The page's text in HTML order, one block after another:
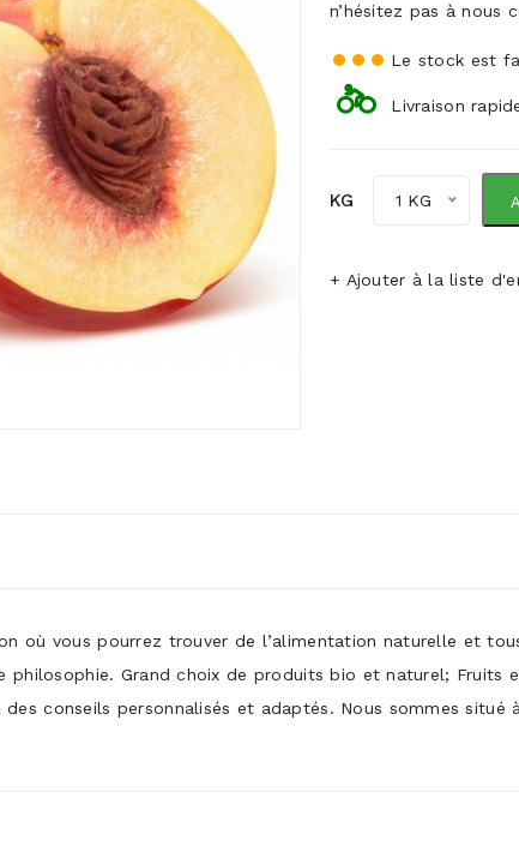
n’hésitez pas à nous
Le stock est
Livraison
KG 1 KG
+ Ajouter à la liste
où vous pourrez trouver de l’alimentation naturelle et
Grand choix de produits bio et naturel; Fruits
conseils personnalisés et adaptés. Nous sommes